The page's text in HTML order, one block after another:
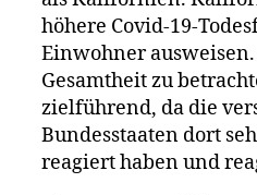
höhere Covid-19-
Einwohner ausweisen.
Gesamtheit zu
zielführend, da die
Bundesstaaten dort
reagiert haben und